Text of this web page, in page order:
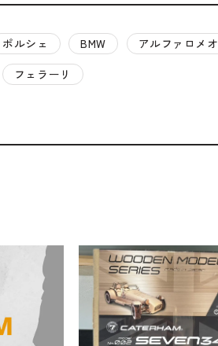
ポルシェ BMW
アルファロメオ
フェラーリ